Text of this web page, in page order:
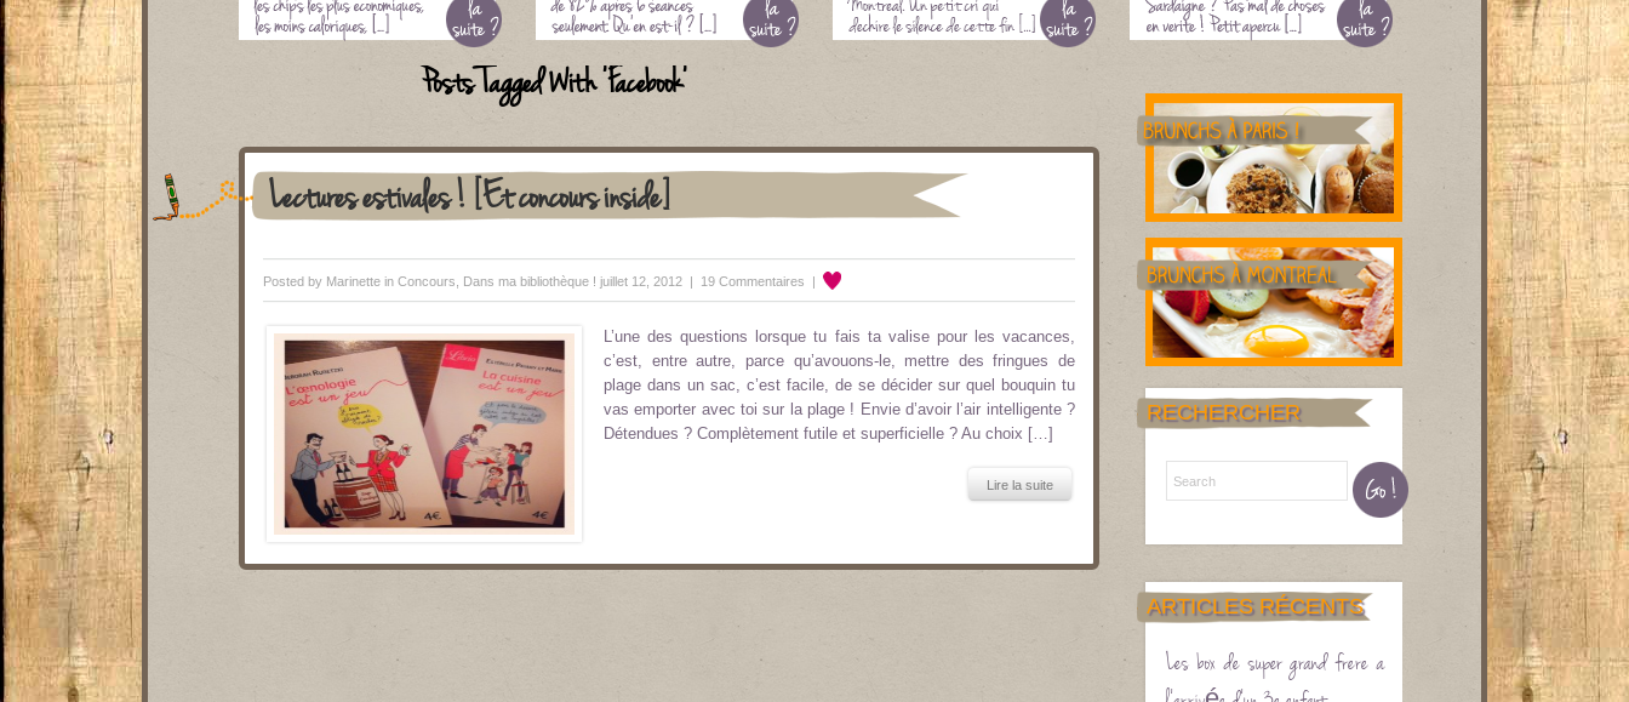
Posts Tagged With 'Facebook'
Lectures estivales ! [Et concours inside]
Posted by Marinette in Concours Dans ma bibliothèque ! juillet 12, 2012 | 19 Commentaires |
L’une des questions lorsque tu fais ta valise pour les vacances,
c’est, entre autre, parce qu’avouons-le, mettre des fringues de
plage dans un sac, c’est facile, de se décider sur quel bouquin tu
vas emporter avec toi sur la plage ! Envie d’avoir l’air intelligente ?
Détendues ? Complètement futile et superficielle ? Au choix […]
Lire la suite
RECHERCHER
ARTICLES RÉCENTS
Les box de super grand frère à
l’arrivée d’un 3è enfant